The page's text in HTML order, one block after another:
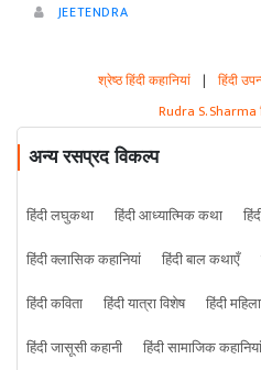
JEETENDRA
श्रेष्ठ हिंदी कहानियां | हिंदी
Rudra S. Sharma
अन्य रसप्रद विकल्प
हिंदी लघुकथा हिंदी आध्यात्मिक कथा
हिंदी क्लासिक कहानियां
हिंदी बाल कथाएँ
हिंदी कविता
हिंदी यात्रा विशेष हिंदी
हिंदी जासूसी कहानी
हिंदी सामाजिक कहानियां